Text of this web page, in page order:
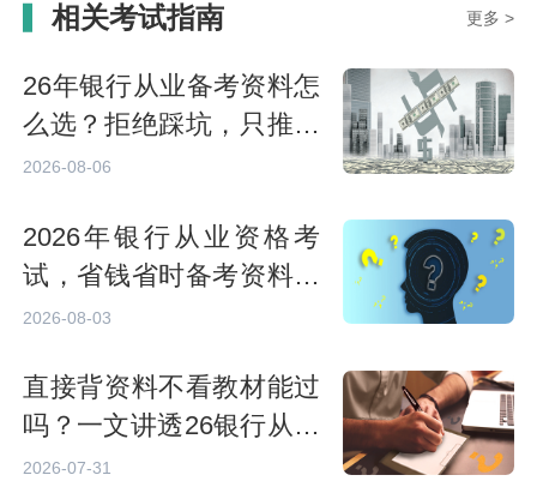
相关考试指南 更多 >
26年银行从业备考资料怎
么选？拒绝踩坑，只推专
业的
2026-08-06
2026年银行从业资格考
试，省钱省时备考资料推
荐
2026-08-03
直接背资料不看教材能过
吗？一文讲透26银行从业
备考的正确姿势
2026-07-31